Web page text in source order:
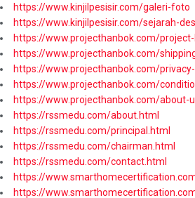
https://www.kinjilpesisir.com/galeri-foto
https://www.kinjilpesisir.com/sejarah-
https://www.projecthanbok.com/
https://www.projecthanbok.com/
https://www.projecthanbok.com/
https://www.projecthanbok.com/
https://www.projecthanbok.com/about-
https://rssmedu.com/about.html
https://rssmedu.com/principal.html
https://rssmedu.com/chairman.html
https://rssmedu.com/contact.html
https://
https://